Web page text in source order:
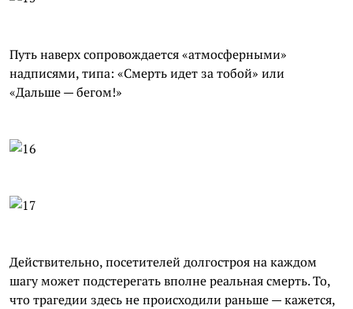
Путь наверх сопровождается «атмосферными»
надписями, типа: «Смерть идет за тобой» или
«Дальше — бегом!»
Действительно, посетителей долгостроя на каждом
шагу может подстерегать вполне реальная смерть. То,
что трагедии здесь не происходили раньше — кажется,